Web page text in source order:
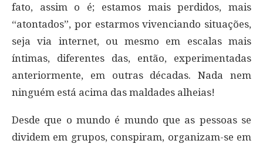
fato, assim o é; estamos mais perdidos, mais
“atontados”, por estarmos vivenciando situações,
seja via internet, ou mesmo em escalas mais
íntimas, diferentes das, então, experimentadas
anteriormente, em outras décadas. Nada nem
ninguém está acima das maldades alheias!
Desde que o mundo é mundo que as pessoas se
dividem em grupos, conspiram, organizam-se em